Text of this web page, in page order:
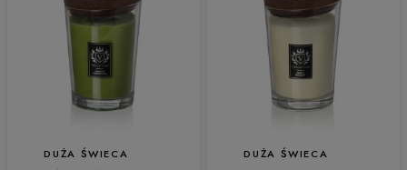
DUŻA ŚWIECA DUŻA ŚWIECA